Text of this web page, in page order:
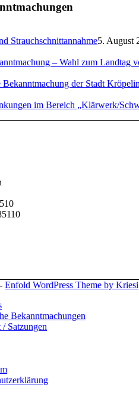
Strauchschnittannahme5. August
– Wahl zum Landtag
der Stadt
im Bereich „Klärwerk/
Enfold WordPress Theme by Kriesi
Bekanntmachungen
/ Satzungen